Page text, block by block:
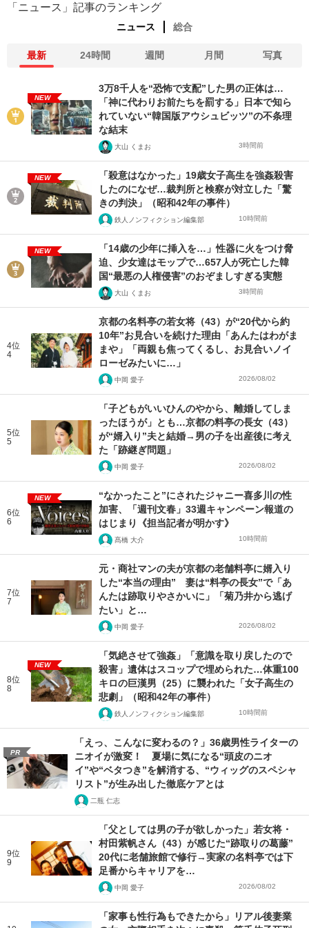
「ニュース」記事のランキング
ニュース 総合
最新 24時間 週間 月間 写真
NEW
3万8千人を“恐怖で支配”した男の正体は…
「神に代わりお前たちを罰する」日本で知ら
れていない“韓国版アウシュビッツ”の不条理
な結末
大山 くまお 3時間前
NEW
「殺意はなかった」19歳女子高生を強姦殺害
したのになぜ…裁判所と検察が対立した「驚
きの判決」（昭和42年の事件）
鉄人ノンフィクション編集部 10時間前
NEW
「14歳の少年に挿入を…」性器に火をつけ脅
迫、少女達はモップで…657人が死亡した韓
国“最悪の人権侵害”のおぞましすぎる実態
大山 くまお 3時間前
4位
4
京都の名料亭の若女将（43）が“20代から約
10年”お見合いを続けた理由「あんたはわがま
まや」「両親も焦ってくるし、お見合いノイ
ローゼみたいに…」
中岡 愛子 2026/08/02
5位
5
「子どもがいいひんのやから、離婚してしま
ったほうが」とも…京都の料亭の長女（43）
が“婿入り”夫と結婚→男の子を出産後に考え
た「跡継ぎ問題」
中岡 愛子 2026/08/02
6位
6
NEW
“なかったこと”にされたジャニー喜多川の性
加害、「週刊文春」33週キャンペーン報道の
はじまり《担当記者が明かす》
髙橋 大介 10時間前
7位
7
元・商社マンの夫が京都の老舗料亭に婿入り
した“本当の理由” 妻は“料亭の長女”で「あ
んたは跡取りやさかいに」「菊乃井から逃げ
たい」と…
中岡 愛子 2026/08/02
8位
8
NEW
「気絶させて強姦」「意識を取り戻したので
殺害」遺体はスコップで埋められた…体重100
キロの巨漢男（25）に襲われた「女子高生の
悲劇」（昭和42年の事件）
鉄人ノンフィクション編集部 10時間前
PR
「えっ、こんなに変わるの？」36歳男性ライターの
ニオイが激変！ 夏場に気になる“頭皮のニオ
イ”や“ベタつき”を解消する、“ウィッグのスペシャ
リスト”が生み出した徹底ケアとは
二瓶 仁志
9位
9
「父としては男の子が欲しかった」若女将・
村田紫帆さん（43）が感じた“跡取りの葛藤”
20代に老舗旅館で修行→実家の名料亭では下
足番からキャリアを…
中岡 愛子 2026/08/02
「家事も性行為もできたから」リアル後妻業